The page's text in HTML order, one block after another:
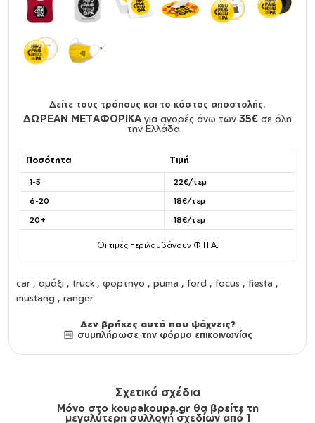
Δείτε τους τρόπους και το κόστος αποστολής.
ΔΩΡΕΑΝ ΜΕΤΑΦΟΡΙΚΑ για αγορές άνω των 35€ σε όλη
την Ελλάδα.
Ποσότητα Τιμή
1-5
22€/τεμ
6-20
18€/τεμ
20+
18€/τεμ
Οι τιμές περιλαμβάνουν Φ.Π.Α.
car , αμάξι , truck , φορτηγο , puma , ford , focus , fiesta ,
mustang , ranger
Δεν βρήκες αυτό που ψάχνεις?
συμπλήρωσε την φόρμα επικοινωνίας
Σχετικά σχέδια
Μόνο στο koupakoupa.gr θα βρείτε τη
μεγαλύτερη συλλογή σχεδίων από 1